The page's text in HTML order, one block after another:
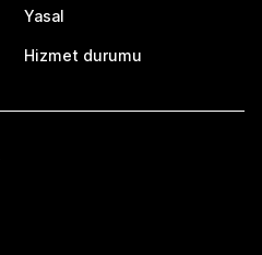
Yasal
Hizmet durumu